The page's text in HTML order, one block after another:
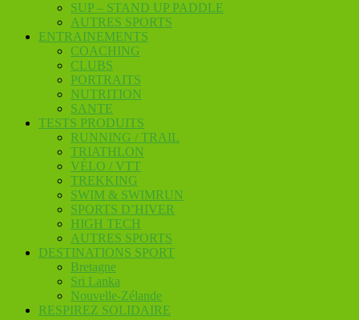
SUP – STAND UP PADDLE
AUTRES SPORTS
ENTRAINEMENTS
COACHING
CLUBS
PORTRAITS
NUTRITION
SANTE
TESTS PRODUITS
RUNNING / TRAIL
TRIATHLON
VÉLO / VTT
TREKKING
SWIM & SWIMRUN
SPORTS D’HIVER
HIGH TECH
AUTRES SPORTS
DESTINATIONS SPORT
Bretagne
Sri Lanka
Nouvelle-Zélande
RESPIREZ SOLIDAIRE